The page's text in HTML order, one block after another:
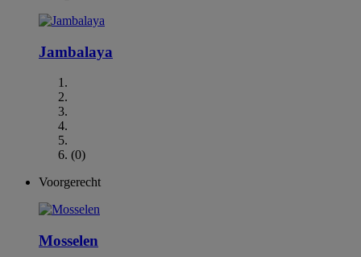
Jambalaya
(0)
Voorgerecht
Mosselen